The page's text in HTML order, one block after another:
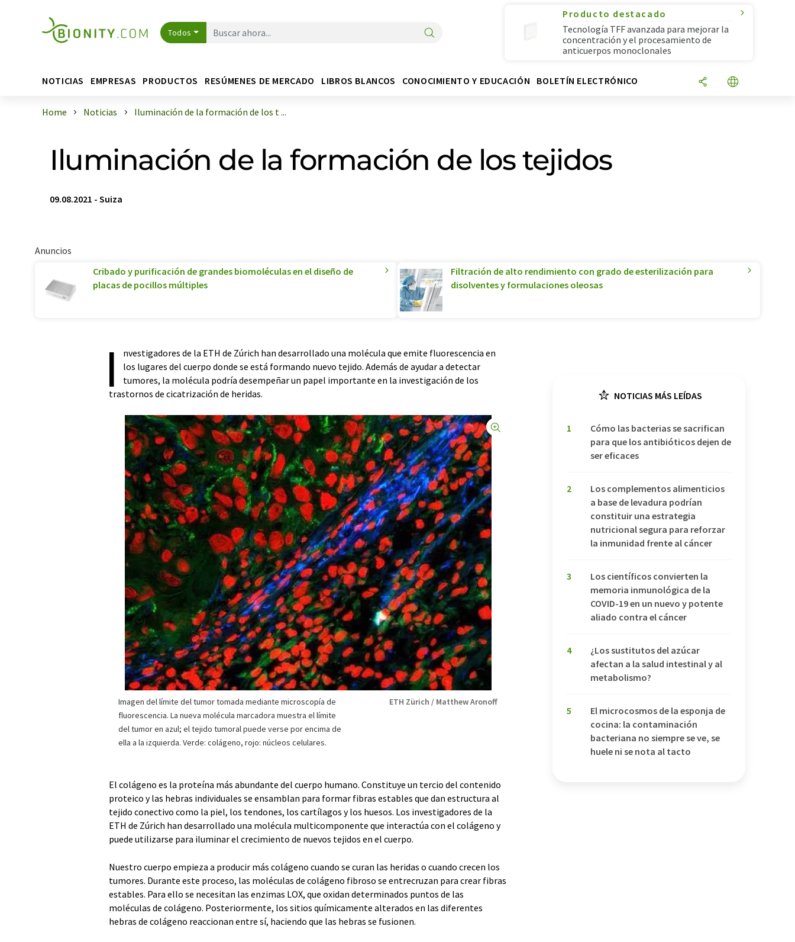
Todos
Producto destacado
Tecnología TFF avanzada para mejorar la
concentración y el procesamiento de
anticuerpos monoclonales
NOTICIAS EMPRESAS PRODUCTOS RESÚMENES DE MERCADO LIBROS BLANCOS CONOCIMIENTO Y EDUCACIÓN BOLETÍN ELECTRÓNICO
Home Noticias Iluminación de la formación de los t ...
Iluminación de la formación de los tejidos
09.08.2021 - Suiza
Anuncios
Cribado y purificación de grandes biomoléculas en el diseño de
placas de pocillos múltiples
Filtración de alto rendimiento con grado de esterilización para
disolventes y formulaciones oleosas
I
nvestigadores de la ETH de Zúrich han desarrollado una molécula que emite fluorescencia en
los lugares del cuerpo donde se está formando nuevo tejido. Además de ayudar a detectar
tumores, la molécula podría desempeñar un papel importante en la investigación de los
trastornos de cicatrización de heridas.
Imagen del límite del tumor tomada mediante microscopía de
fluorescencia. La nueva molécula marcadora muestra el límite
del tumor en azul; el tejido tumoral puede verse por encima de
ella a la izquierda. Verde: colágeno, rojo: núcleos celulares.
ETH Zürich / Matthew Aronoff
El colágeno es la proteína más abundante del cuerpo humano. Constituye un tercio del contenido
proteico y las hebras individuales se ensamblan para formar fibras estables que dan estructura al
tejido conectivo como la piel, los tendones, los cartílagos y los huesos. Los investigadores de la
ETH de Zúrich han desarrollado una molécula multicomponente que interactúa con el colágeno y
puede utilizarse para iluminar el crecimiento de nuevos tejidos en el cuerpo.
Nuestro cuerpo empieza a producir más colágeno cuando se curan las heridas o cuando crecen los
tumores. Durante este proceso, las moléculas de colágeno fibroso se entrecruzan para crear fibras
estables. Para ello se necesitan las enzimas LOX, que oxidan determinados puntos de las
moléculas de colágeno. Posteriormente, los sitios químicamente alterados en las diferentes
hebras de colágeno reaccionan entre sí, haciendo que las hebras se fusionen.
NOTICIAS MÁS LEÍDAS
1
Cómo las bacterias se sacrifican
para que los antibióticos dejen de
ser eficaces
2
Los complementos alimenticios
a base de levadura podrían
constituir una estrategia
nutricional segura para reforzar
la inmunidad frente al cáncer
3
Los científicos convierten la
memoria inmunológica de la
COVID-19 en un nuevo y potente
aliado contra el cáncer
4
¿Los sustitutos del azúcar
afectan a la salud intestinal y al
metabolismo?
5
El microcosmos de la esponja de
cocina: la contaminación
bacteriana no siempre se ve, se
huele ni se nota al tacto